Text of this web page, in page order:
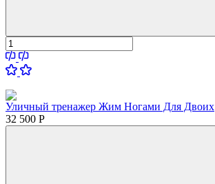
Уличный тренажер Жим Ногами Для Двоих
32 500 Р